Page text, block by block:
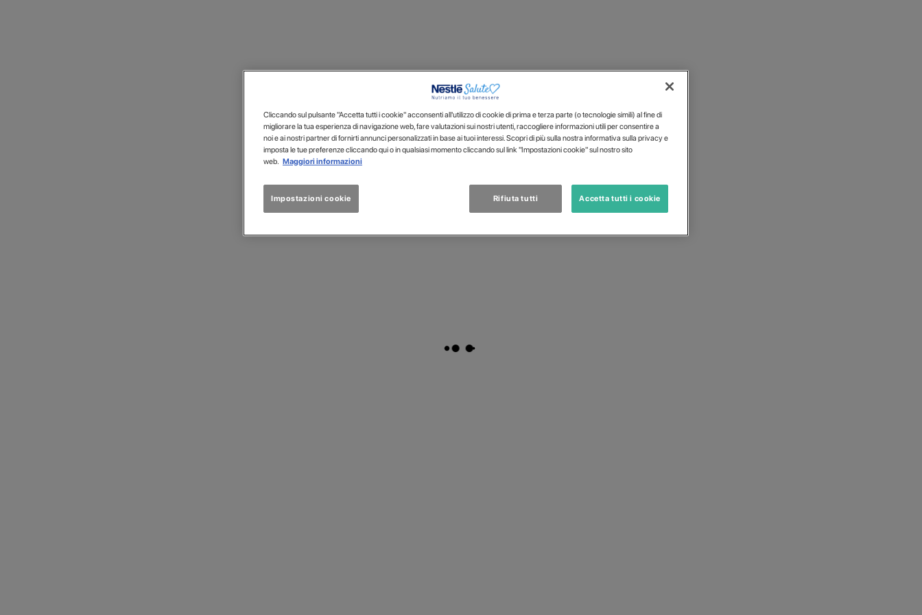
Cliccando sul pulsante "Accetta tutti i cookie" acconsenti all'utilizzo di cookie di prima e terza parte (o tecnologie simili) al fine di
migliorare la tua esperienza di navigazione web, fare valutazioni sui nostri utenti, raccogliere informazioni utili per consentire a
noi e ai nostri partner di fornirti annunci personalizzati in base ai tuoi interessi. Scopri di più sulla nostra informativa sulla privacy e
imposta le tue preferenze cliccando qui o in qualsiasi momento cliccando sul link "Impostazioni cookie" sul nostro sito
web. Maggiori informazioni
Rifiuta tutti Accetta tutti i cookie
Impostazioni cookie